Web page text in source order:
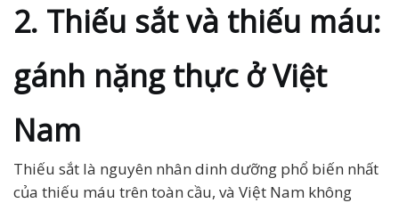
2. Thiếu sắt và thiếu máu:
gánh nặng thực ở Việt
Nam
Thiếu sắt là nguyên nhân dinh dưỡng phổ biến nhất
của thiếu máu trên toàn cầu, và Việt Nam không